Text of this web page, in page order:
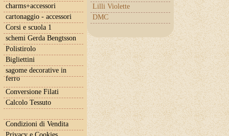
Lilli Violette
DMC
charms+accessori
cartonaggio - accessori
Corsi e scuola 1
schemi Gerda Bengtsson
Polistirolo
Bigliettini
sagome decorative in
ferro
Conversione Filati
Calcolo Tessuto
Condizioni di Vendita